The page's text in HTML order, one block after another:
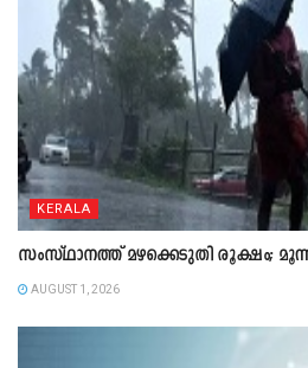
KERALA
സംസ്ഥാനത്ത് മഴക്കെടുതി രൂക്ഷം;
AUGUST 1, 2026